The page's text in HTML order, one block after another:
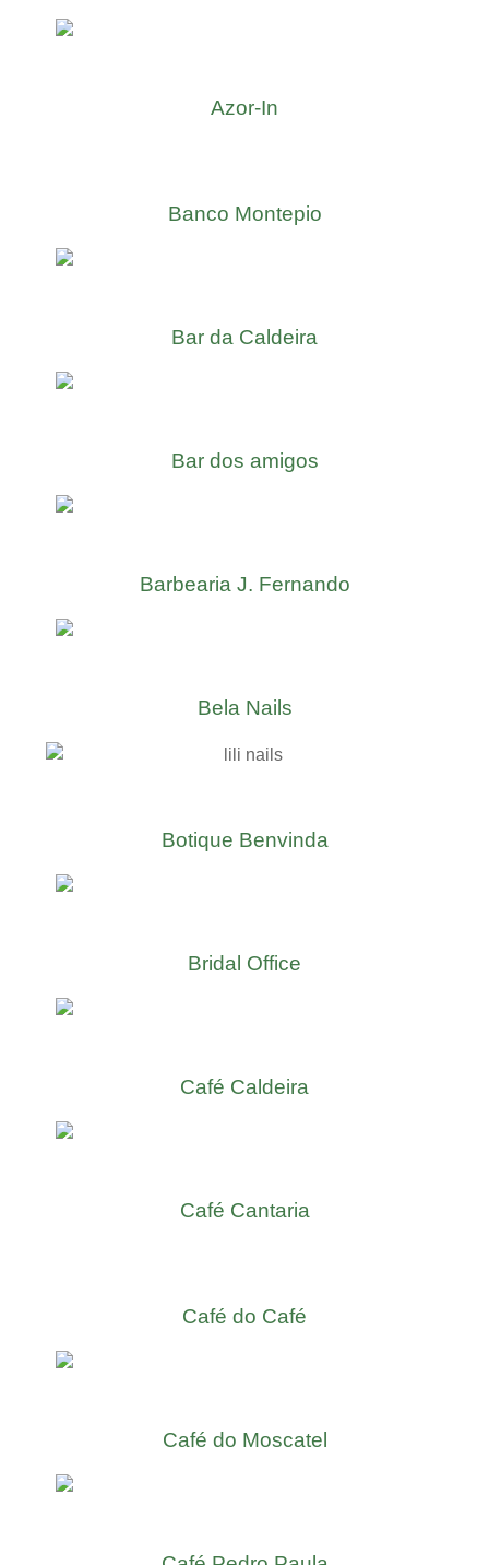
Azor-In
Banco Montepio
Bar da Caldeira
Bar dos amigos
Barbearia J. Fernando
Bela Nails
Botique Benvinda
Bridal Office
Café Caldeira
Café Cantaria
Café do Café
Café do Moscatel